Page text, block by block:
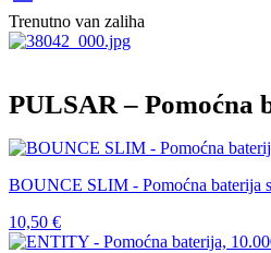
Trenutno van zaliha
PULSAR – Pomoćna
BOUNCE SLIM - Pomoćna baterija
10,50 €